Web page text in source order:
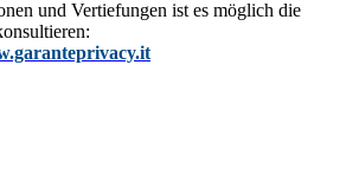
und Vertiefungen ist es möglich die